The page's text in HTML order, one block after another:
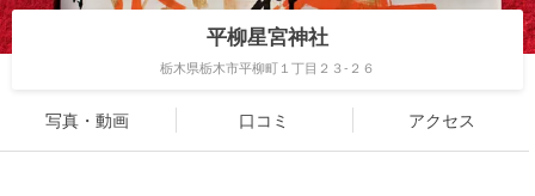
平柳星宮神社
栃木県栃木市平柳町１丁目２３-２６
写真・動画 口コミ アクセス